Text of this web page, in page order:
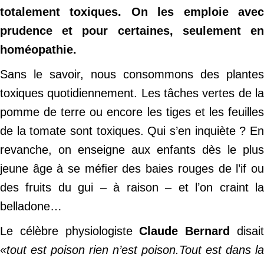
totalement toxiques. On les emploie avec
prudence et pour certaines, seulement en
homéopathie.
Sans le savoir, nous consommons des plantes
toxiques quotidiennement. Les tâches vertes de la
pomme de terre ou encore les tiges et les feuilles
de la tomate sont toxiques. Qui s’en inquiète ? En
revanche, on enseigne aux enfants dès le plus
jeune âge à se méﬁer des baies rouges de l’if ou
des fruits du gui – à raison – et l’on craint la
belladone…
Le célèbre physiologisteClaude Bernard
disait
«tout est poison rien n’est poison.Tout est dans la